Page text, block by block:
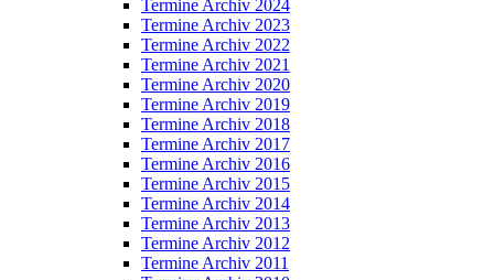
Termine Archiv 2024
Termine Archiv 2023
Termine Archiv 2022
Termine Archiv 2021
Termine Archiv 2020
Termine Archiv 2019
Termine Archiv 2018
Termine Archiv 2017
Termine Archiv 2016
Termine Archiv 2015
Termine Archiv 2014
Termine Archiv 2013
Termine Archiv 2012
Termine Archiv 2011